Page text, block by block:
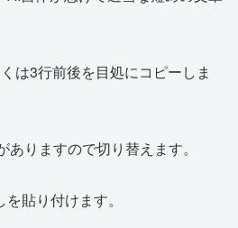
は3行前後を目処にコピーしま
りますので切り替えます。
貼り付けます。